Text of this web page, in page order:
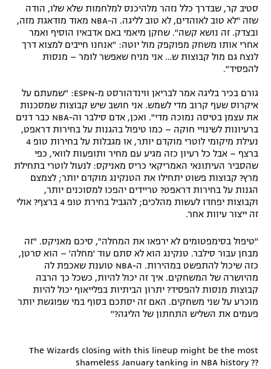
סטיב קר, שבדרך כלל נזהר מלהיכנס למלחמות שלא שלו, הודה
שזה "לא טוב לאוהדים, לא טוב לליגה. ה-NBA מאוד מודאגת מזה,
ובצדק. זה נושא קשה". שחקן מיאמי באם אדבאיו הוסיף ואמר
אחרי אותו משחק מפוקפק מול יוטה: "אנחנו חייבים למצוא דרך
לנצח גם מול קבוצות ש… אני מניח שאפשר לומר – מנסות
להפסיד".
גורם בכיר בליגה אמר לבריאן ווינדהורסט מ-ESPN: "שמעתם על
איקרוס שעף קרוב מדי לשמש. אני חושב שיש קבוצות שמסכנות
את עצמן בטיסה נמוכה מדי". ואכן, אדם סילבר וה-NBA כבר דנים
ברעיונות לשינויי חוקה – כמו טיפול בהגנות על בחירות דראפט,
נעילת מיקומי לוטרי מוקדם יותר, או מגבלות על בחירות טופ 4
ברצף – אבל כל רעיון כזה מגיע עם מחיר ותופעות לוואי, כפי
שהסביר העיתונאי האמריקאי כריס מאניקס: לנעול לוטרי בתחילת
מרץ? קבוצות פשוט יתחילו את הטנקינג מוקדם יותר; לצמצם
הגנות על בחירות דראפט? טריידים יהפכו למסוכנים יותר,
וקבוצות יפחדו לעשות מהלכים; להגביל בחירת טופ 4 ברצף? אולי
זה ייצור עיוות אחר.
"טיפול בסימפטומים לא ירפאו את המחלה", סיכם מאניקס. "זה
מבחן עבור סילבר. טנקינג הוא לא סתם עוד 'מחלה' – הוא סרטן,
כזה שיכול להתפשט במהירות. ה-NBA טוענת שאכפת לה
מהיושרה של המשחקים. איך זה יכול להיות, כשכל כך הרבה
קבוצות מנסות להפסיד? יתרון הביתיות בפלייאוף יכול להיות
מוכרע על שני משחקים. האם זה יסתכם בסוף במי שפוגשת יותר
פעמים את השליש התחתון של הליגה?"
The Wizards closing with this lineup might be the most
shameless January tanking in NBA history ??